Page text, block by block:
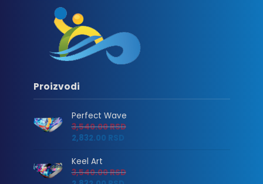
Proizvodi
Perfect Wave
3,540.00RSD
2,832.00 RSD
Keel Art
3,540.00RSD